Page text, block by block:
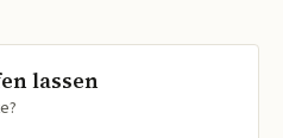
lassen